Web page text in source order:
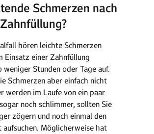
Schmerzen nach
hören leichte Schmerzen
Einsatz einer Zahnfüllung
weniger Stunden oder Tage auf.
Schmerzen aber einfach nicht
werden im Laufe von ein paar
noch schlimmer, sollten Sie
zögern und noch einmal den
aufsuchen. Möglicherweise hat